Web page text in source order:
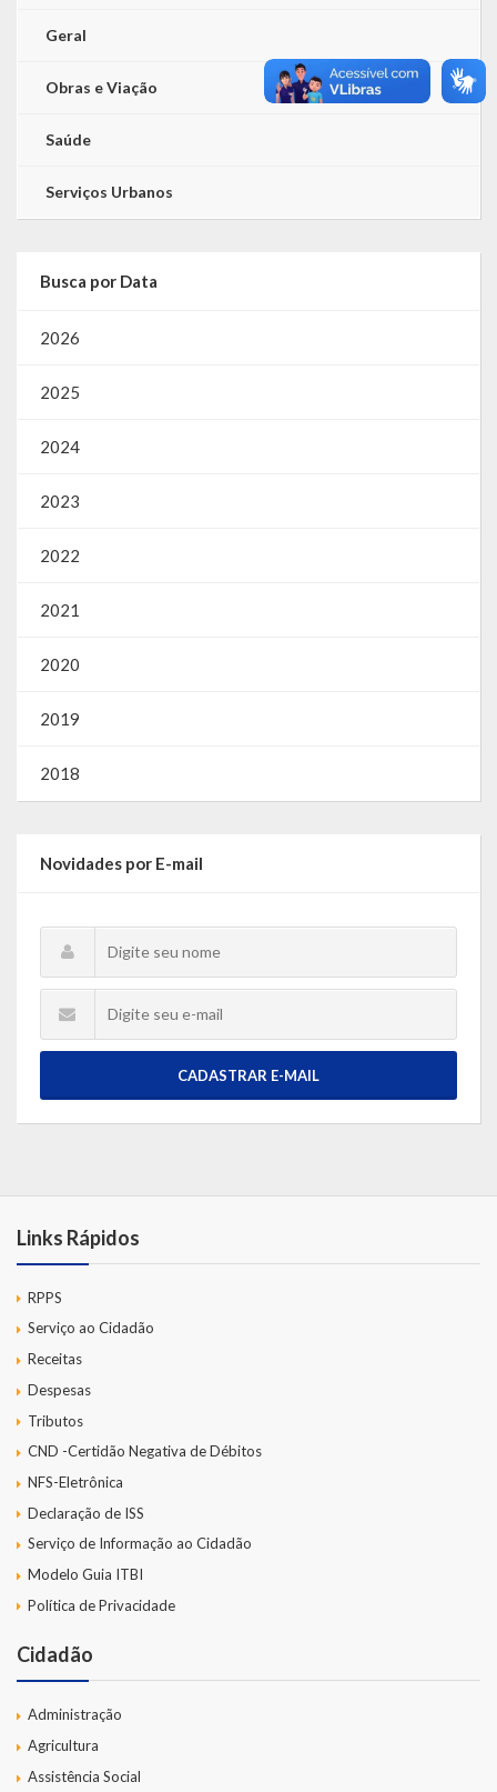
Geral
Obras e Viação
Saúde
Serviços Urbanos
Busca por Data
2026
2025
2024
2023
2022
2021
2020
2019
2018
Novidades por E-mail
CADASTRAR E-MAIL
Links Rápidos
RPPS
Serviço ao Cidadão
Receitas
Despesas
Tributos
CND -Certidão Negativa de Débitos
NFS-Eletrônica
Declaração de ISS
Serviço de Informação ao Cidadão
Modelo Guia ITBI
Política de Privacidade
Cidadão
Administração
Agricultura
Assistência Social